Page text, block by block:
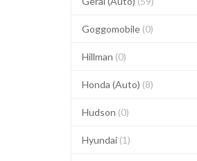
Goggomobile (0)
Hillman (0)
Honda (Auto) (8)
Hudson (0)
Hyundai (1)